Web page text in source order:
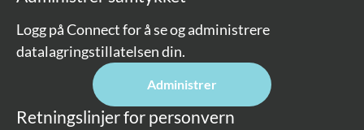
Logg på Connect for å se og administrere
datalagringstillatelsen din.
Administrer
Retningslinjer for personvern